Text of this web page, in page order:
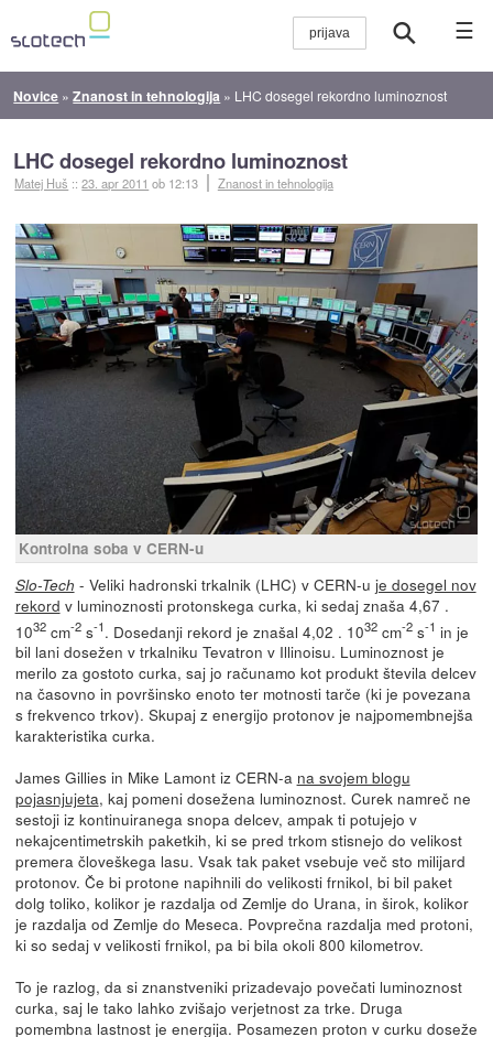
☰
Novice »Znanost in tehnologija » LHC dosegel rekordno luminoznost
LHC dosegel rekordno luminoznost
Matej Huš ::23. apr 2011 ob 12:13 Znanost in tehnologija
Kontrolna soba v CERN-u
Slo-Tech - Veliki hadronski trkalnik (LHC) v CERN-u je dosegel nov
rekord v luminoznosti protonskega curka, ki sedaj znaša 4,67 .
1032cm-2s-1. Dosedanji rekord je znašal 4,02 . 1032cm-2s-1 in je
bil lani dosežen v trkalniku Tevatron v Illinoisu. Luminoznost je
merilo za gostoto curka, saj jo računamo kot produkt števila delcev
na časovno in površinsko enoto ter motnosti tarče (ki je povezana
s frekvenco trkov). Skupaj z energijo protonov je najpomembnejša
karakteristika curka.
James Gillies in Mike Lamont iz CERN-a na svojem blogu
pojasnjujeta, kaj pomeni dosežena luminoznost. Curek namreč ne
sestoji iz kontinuiranega snopa delcev, ampak ti potujejo v
nekajcentimetrskih paketkih, ki se pred trkom stisnejo do velikost
premera človeškega lasu. Vsak tak paket vsebuje več sto milijard
protonov. Če bi protone napihnili do velikosti frnikol, bi bil paket
dolg toliko, kolikor je razdalja od Zemlje do Urana, in širok, kolikor
je razdalja od Zemlje do Meseca. Povprečna razdalja med protoni,
ki so sedaj v velikosti frnikol, pa bi bila okoli 800 kilometrov.
To je razlog, da si znanstveniki prizadevajo povečati luminoznost
curka, saj le tako lahko zvišajo verjetnost za trke. Druga
pomembna lastnost je energija. Posamezen proton v curku doseže